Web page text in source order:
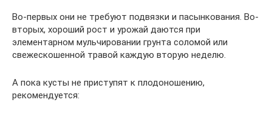
Во-первых они не требуют подвязки и пасынкования. Во-
вторых, хороший рост и урожай даются при
элементарном мульчировании грунта соломой или
свежескошенной травой каждую вторую неделю.
А пока кусты не приступят к плодоношению,
рекомендуется: